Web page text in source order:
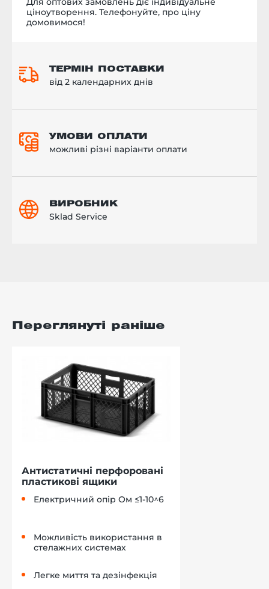
ціноутворення. Телефонуйте, про ціну
домовимося!
ТЕРМІН ПОСТАВКИ
від 2 календарних днів
УМОВИ ОПЛАТИ
можливі різні варіанти оплати
ВИРОБНИК
Sklad Service
Переглянуті раніше
Антистатичні перфоровані
пластикові ящики
Електричний опір Ом ≤1-10^6
Можливість використання в
стелажних системах
Легке миття та дезінфекція